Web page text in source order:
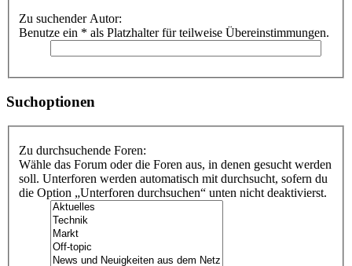
Zu suchender Autor:
Benutze ein * als Platzhalter für teilweise Übereinstimmungen.
Suchoptionen
Zu durchsuchende Foren:
Wähle das Forum oder die Foren aus, in denen gesucht werden
soll. Unterforen werden automatisch mit durchsucht, sofern du
die Option „Unterforen durchsuchen“ unten nicht deaktivierst.